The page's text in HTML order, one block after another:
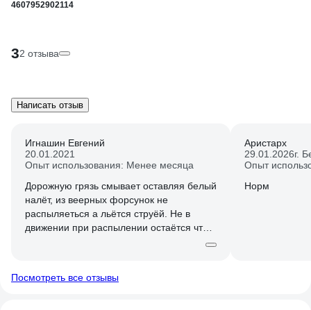
4607952902114
32 отзыва
Написать отзыв
Игнашин Евгений
20.01.2021
Опыт использования: Менее месяца
Дорожную грязь смывает оставляя белый
налёт, из веерных форсунок не
распыляеться а льётся струёй. Не в
движении при распылении остаётся что-
то на подобии масленной плёнки а когда
налёт.
Аристарх
29.01.2026г.
Опыт
Норм
Посмотреть все отзывы